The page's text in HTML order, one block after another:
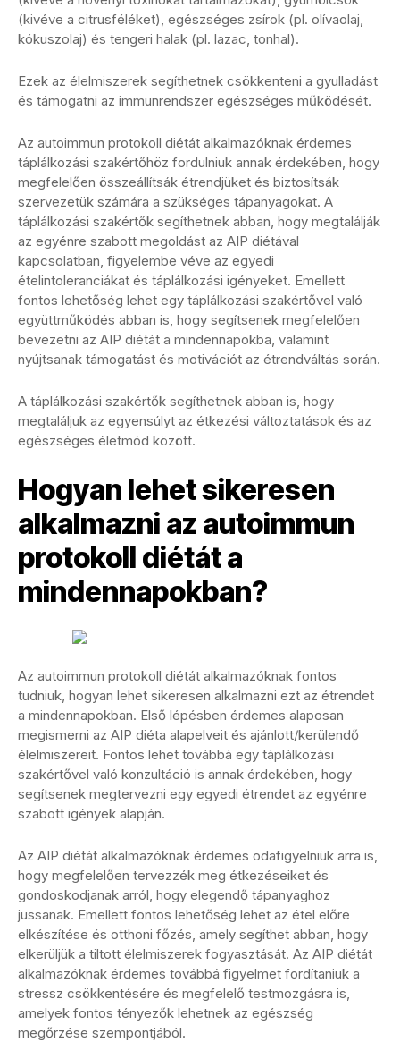
(kivéve a citrusféléket), egészséges zsírok (pl. olívaolaj,
kókuszolaj) és tengeri halak (pl. lazac, tonhal).
Ezek az élelmiszerek segíthetnek csökkenteni a gyulladást
és támogatni az immunrendszer egészséges működését.
Az autoimmun protokoll diétát alkalmazóknak érdemes
táplálkozási szakértőhöz fordulniuk annak érdekében, hogy
megfelelően összeállítsák étrendjüket és biztosítsák
szervezetük számára a szükséges tápanyagokat. A
táplálkozási szakértők segíthetnek abban, hogy megtalálják
az egyénre szabott megoldást az AIP diétával
kapcsolatban, figyelembe véve az egyedi
ételintoleranciákat és táplálkozási igényeket. Emellett
fontos lehetőség lehet egy táplálkozási szakértővel való
együttműködés abban is, hogy segítsenek megfelelően
bevezetni az AIP diétát a mindennapokba, valamint
nyújtsanak támogatást és motivációt az étrendváltás során.
A táplálkozási szakértők segíthetnek abban is, hogy
megtaláljuk az egyensúlyt az étkezési változtatások és az
egészséges életmód között.
Hogyan lehet sikeresen
alkalmazni az autoimmun
protokoll diétát a
mindennapokban?
Az autoimmun protokoll diétát alkalmazóknak fontos
tudniuk, hogyan lehet sikeresen alkalmazni ezt az étrendet
a mindennapokban. Első lépésben érdemes alaposan
megismerni az AIP diéta alapelveit és ajánlott/kerülendő
élelmiszereit. Fontos lehet továbbá egy táplálkozási
szakértővel való konzultáció is annak érdekében, hogy
segítsenek megtervezni egy egyedi étrendet az egyénre
szabott igények alapján.
Az AIP diétát alkalmazóknak érdemes odafigyelniük arra is,
hogy megfelelően tervezzék meg étkezéseiket és
gondoskodjanak arról, hogy elegendő tápanyaghoz
jussanak. Emellett fontos lehetőség lehet az étel előre
elkészítése és otthoni főzés, amely segíthet abban, hogy
elkerüljük a tiltott élelmiszerek fogyasztását. Az AIP diétát
alkalmazóknak érdemes továbbá figyelmet fordítaniuk a
stressz csökkentésére és megfelelő testmozgásra is,
amelyek fontos tényezők lehetnek az egészség
megőrzése szempontjából.